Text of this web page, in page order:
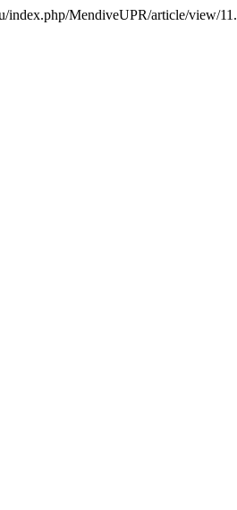
index.php/MendiveUPR/article/view/11.